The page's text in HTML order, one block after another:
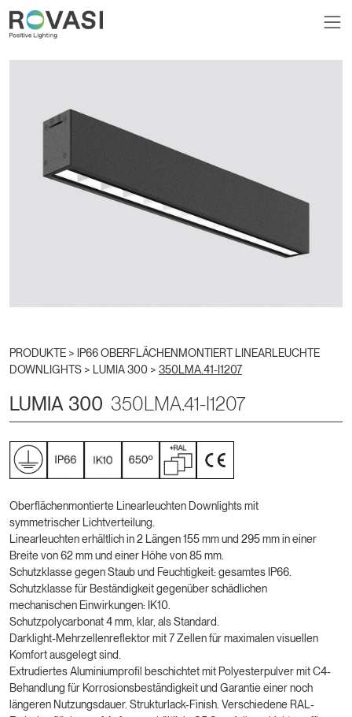
PRODUKTE > IP66 OBERFLÄCHENMONTIERT LINEARLEUCHTE
DOWNLIGHTS > LUMIA 300 > 350LMA.41-I1207
LUMIA 300 350LMA.41-I1207
Oberflächenmontierte Linearleuchten Downlights mit
symmetrischer Lichtverteilung.
Linearleuchten erhältlich in 2 Längen 155 mm und 295 mm in einer
Breite von 62 mm und einer Höhe von 85 mm.
Schutzklasse gegen Staub und Feuchtigkeit: gesamtes IP66.
Schutzklasse für Beständigkeit gegenüber schädlichen
mechanischen Einwirkungen: IK10.
Schutzpolycarbonat 4 mm, klar, als Standard.
Darklight-Mehrzellenreflektor mit 7 Zellen für maximalen visuellen
Komfort ausgelegt sind.
Extrudiertes Aluminiumprofil beschichtet mit Polyesterpulver mit C4-
Behandlung für Korrosionsbeständigkeit und Garantie einer noch
längeren Nutzungsdauer. Strukturlack-Finish. Verschiedene RAL-